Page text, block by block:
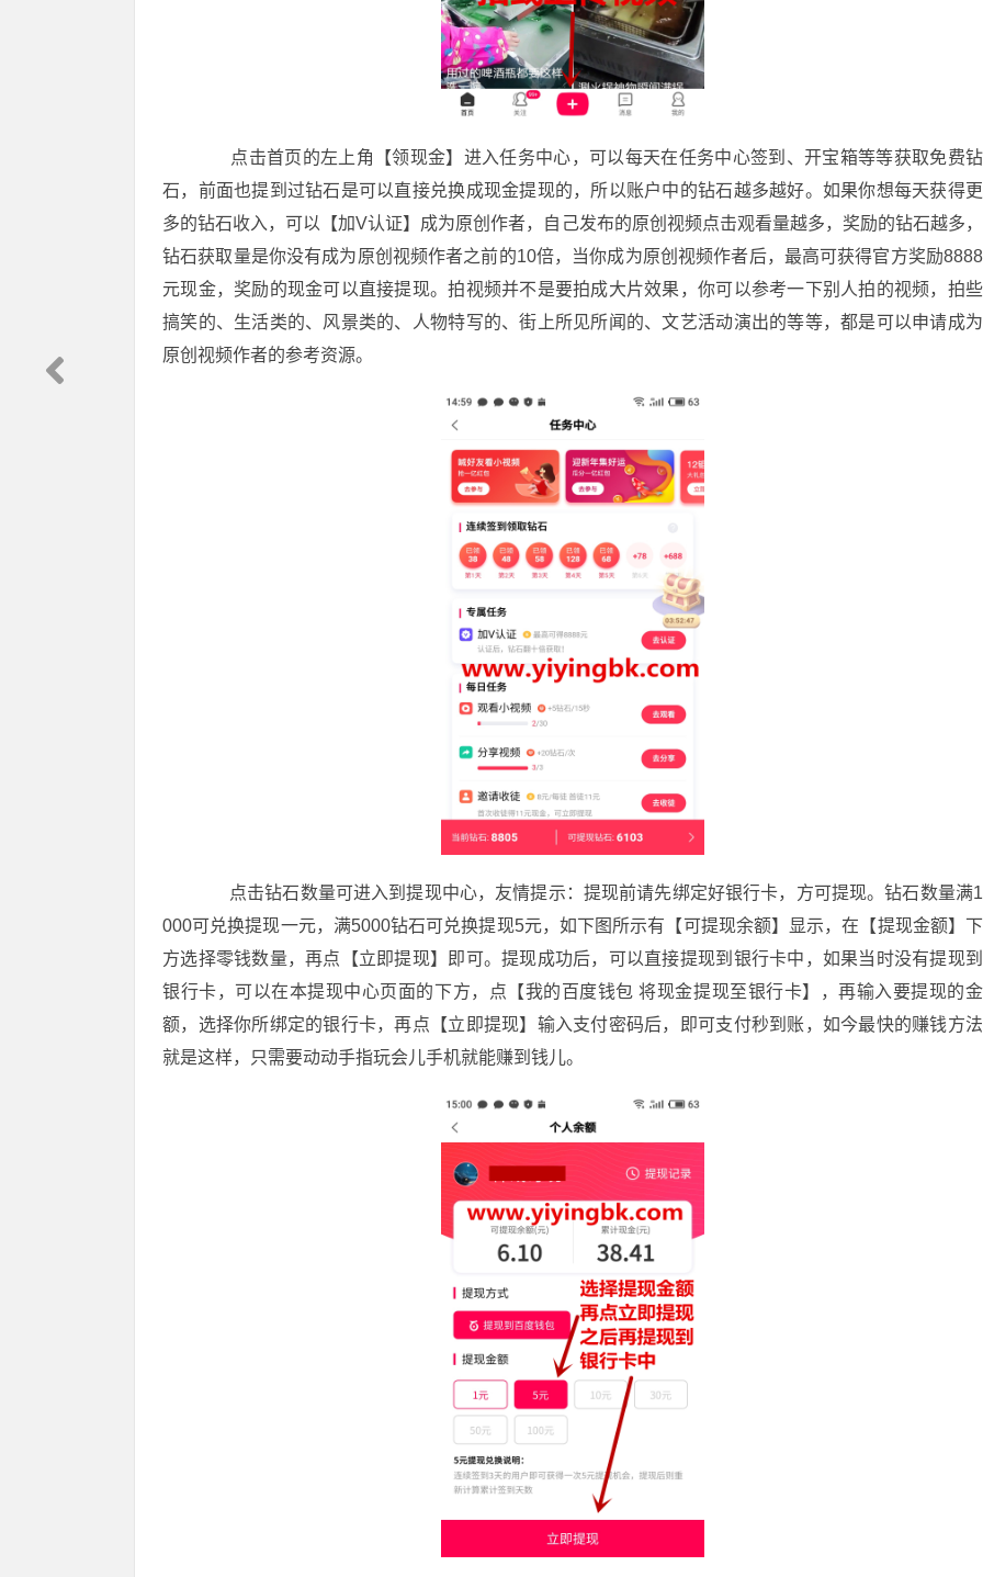
点击首页的左上角【领现金】进入任务中心，可以每天在任务中心签到、开宝箱等等获取免费钻
石，前面也提到过钻石是可以直接兑换成现金提现的，所以账户中的钻石越多越好。如果你想每天获得更
多的钻石收入，可以【加V认证】成为原创作者，自己发布的原创视频点击观看量越多，奖励的钻石越多，
钻石获取量是你没有成为原创视频作者之前的10倍，当你成为原创视频作者后，最高可获得官方奖励8888
元现金，奖励的现金可以直接提现。拍视频并不是要拍成大片效果，你可以参考一下别人拍的视频，拍些
搞笑的、生活类的、风景类的、人物特写的、街上所见所闻的、文艺活动演出的等等，都是可以申请成为
原创视频作者的参考资源。
点击钻石数量可进入到提现中心，友情提示：提现前请先绑定好银行卡，方可提现。钻石数量满1
000可兑换提现一元，满5000钻石可兑换提现5元，如下图所示有【可提现余额】显示，在【提现金额】下
方选择零钱数量，再点【立即提现】即可。提现成功后，可以直接提现到银行卡中，如果当时没有提现到
银行卡，可以在本提现中心页面的下方，点【我的百度钱包 将现金提现至银行卡】，再输入要提现的金
额，选择你所绑定的银行卡，再点【立即提现】输入支付密码后，即可支付秒到账，如今最快的赚钱方法
就是这样，只需要动动手指玩会儿手机就能赚到钱儿。